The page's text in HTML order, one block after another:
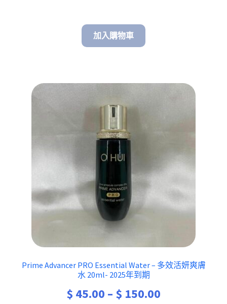
加入購物車
Prime Advancer PRO Essential Water – 多效活妍爽膚
水 20ml- 2025年到期
$ 45.00 – $ 150.00